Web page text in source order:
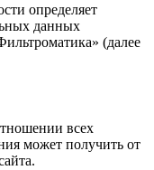
определяет
данных
(далее
всех
может получить от